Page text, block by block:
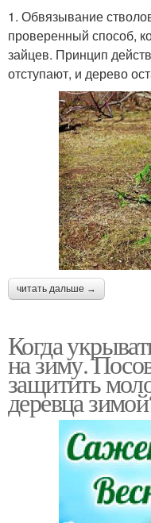
1. Обвязывание
проверенный способ,
зайцев. Принцип
отступают, и дерево
читать дальше →
Когда
на зиму.
защитить
деревца